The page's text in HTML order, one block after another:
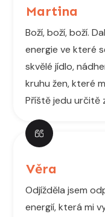
Martina
Boží, boží, boží.
energie ve které
skvělé jídlo,
kruhu žen, které
Příště jedu určitě
Věra
Odjížděla jsem
energií, která mi